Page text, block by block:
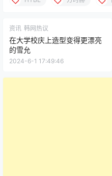
资讯 韩网热议
在大学校庆上造型变得更漂亮
的雪允
2024-6-1 17:49:46